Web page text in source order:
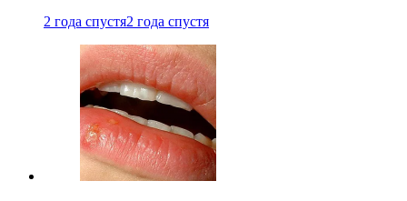
2 года спустя2 года спустя